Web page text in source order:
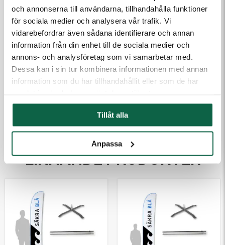
och annonserna till användarna, tillhandahålla funktioner
för sociala medier och analysera vår trafik. Vi
vidarebefordrar även sådana identifierare och annan
information från din enhet till de sociala medier och
annons- och analysföretag som vi samarbetar med.
Dessa kan i sin tur kombinera informationen med annan
information som du har tillhandahållit eller som de har
Tillåt alla
Anpassa
(Fyll i email först) Dra och släpp eller klicka för att ladda
upp filer
Kontakta mig
LIKNANDE PRODUKTER